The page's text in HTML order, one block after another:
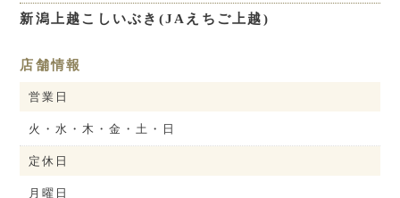
新潟上越こしいぶき(JAえちご上越)
店舗情報
営業日
火・水・木・金・土・日
定休日
月曜日